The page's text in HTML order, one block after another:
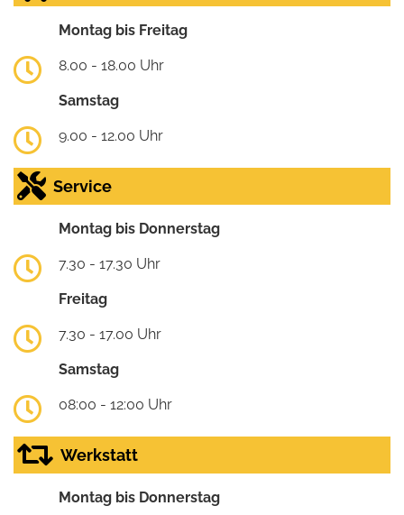
Montag bis Freitag
8.00 - 18.00 Uhr
Samstag
9.00 - 12.00 Uhr
Service
Montag bis Donnerstag
7.30 - 17.30 Uhr
Freitag
7.30 - 17.00 Uhr
Samstag
08:00 - 12:00 Uhr
Werkstatt
Montag bis Donnerstag